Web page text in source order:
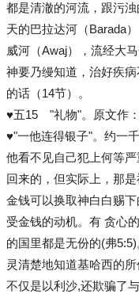
都是清澈的河流，跟污
天的巴拉达河（Barada
威河（Awaj），流经大
神要乃缦知道，治好疾
的话（14节）。
♥五15 "礼物"。原文作：
♥"一他连得银子"。约一
他看不见自己犯上何等
回来的，但实际上，那
金钱可以换取神白白赐
受金钱的动机。有 贪心
的国里都是无份的(弗
灵清楚地知道基哈西的
不仅是以利沙,还欺骗了